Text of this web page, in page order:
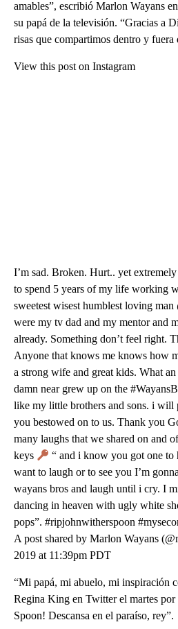
amables”, escribió Marlon Wayans
su papá de la televisión. “Gracias a
risas que compartimos dentro y fuera
View this post on Instagram
I’m sad. Broken. Hurt.. yet
to spend 5 years of my life working
sweetest wisest humblest loving
were my tv dad and my mentor and
already. Something don’t feel right.
Anyone that knows me knows how
a strong wife and great kids. What
damn near grew up on the
like my little brothers and sons. i will
you bestowed on to us. Thank you
many laughs that we shared on and
keys
“ and i know you got one to
want to laugh or to see you I’m
wayans bros and laugh until i cry. I
dancing in heaven with ugly white
pops”. #ripjohnwitherspoon
A post shared by Marlon Wayans
2019 at 11:39pm PDT
“Mi papá, mi abuelo, mi inspiración
Regina King en Twitter el martes por
Spoon! Descansa en el paraíso, rey”.